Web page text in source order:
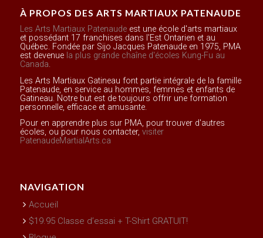
À PROPOS DES ARTS MARTIAUX PATENAUDE
Les Arts Martiaux Patenaudeest une école d'arts martiaux
et possédant 17 franchises dans l'Est Ontarien et au
Québec. Fondée par Sijo Jacques Patenaude en 1975, PMA
est devenue la plus grande chaîne d'écoles Kung-Fu au
Canada.
Les Arts Martiaux Gatineau font partie intégrale de la famille
Patenaude, en service au hommes, femmes et enfants de
Gatineau. Notre but est de toujours offrir une formation
personnelle, efficace et amusante.
Pour en apprendre plus sur PMA, pour trouver d'autres
écoles, ou pour nous contacter, visiter
PatenaudeMartialArts.ca
NAVIGATION
Accueil
$19.95 Classe d’essai + T-Shirt GRATUIT!